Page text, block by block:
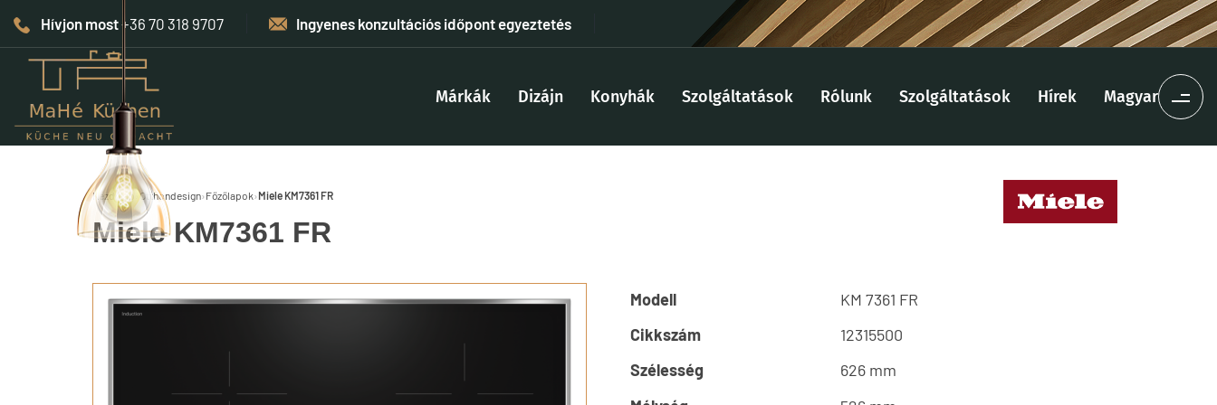
Hívjon most+36 70 318 9707 Ingyenes konzultációs időpont egyeztetés
Márkák Dizájn Konyhák Szolgáltatások Rólunk Szolgáltatások Hírek Magyar
Kezdőlap ›Otthondesign› Főzőlapok›Miele KM7361 FR
Miele KM7361 FR
Modell
KM 7361 FR
Cikkszám
12315500
Szélesség
626 mm